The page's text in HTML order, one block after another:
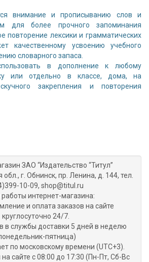
внимание и прописыванию слов и
для более прочного запоминания
повторение лексики и грамматических
качественному усвоению учебного
словарного запаса.
в дополнение к любому
или отдельно в классе, дома, на
закрепления и повторения
ЗАО “Издательство “Титул”
г. Обнинск, пр. Ленина, д. 144, тел.
10-09, shop@titul.ru
интернет-магазина:
и оплата заказов на сайте
круглосуточно 24/7.
в службы доставки 5 дней в неделю
пятница)
по московскому времени (UTC+3).
сайте с 08:00 до 17:30 (Пн-Пт, Сб-Вс